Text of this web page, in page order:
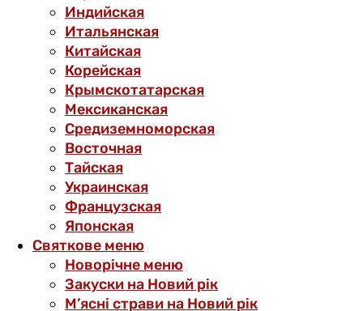
Индийская
Итальянская
Китайская
Корейская
Крымскотатарская
Мексиканская
Средиземноморская
Восточная
Тайская
Украинская
Французская
Японская
Святкове меню
Новорічне меню
Закуски на Новий рік
М’ясні страви на Новий рік